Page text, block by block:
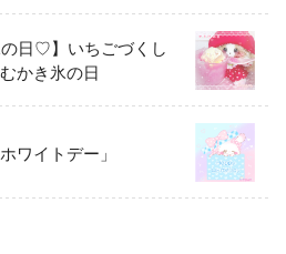
の日♡】いちごづくし
かき氷の日
ワイトデー」